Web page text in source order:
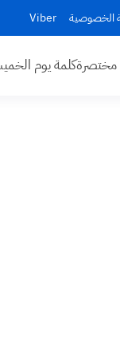
الخصوصية Viber
مختصرةكلمة يوم